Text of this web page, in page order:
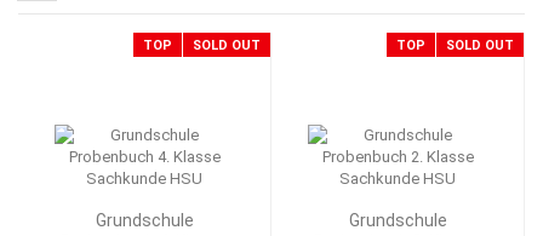
TOP SOLD OUT
Grundschule
TOP SOLD OUT
Grundschule